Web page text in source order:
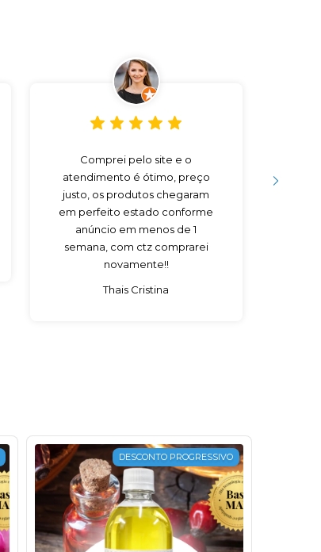
Comprei pelo site e o
atendimento é ótimo, preço
justo, os produtos chegaram
em perfeito estado conforme
anúncio em menos de 1
semana, com ctz comprarei
novamente!!
Thais Cristina
DESCONTO PROGRESSIVO